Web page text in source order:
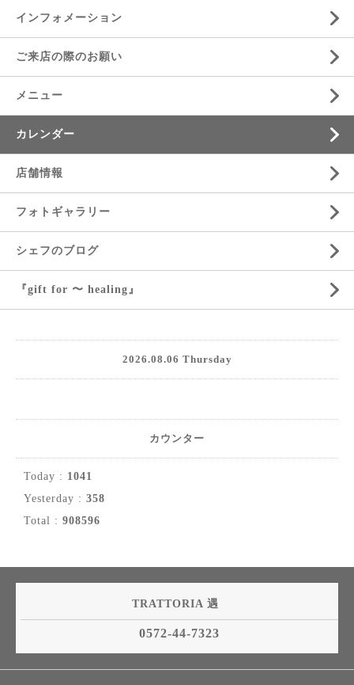
インフォメーション
ご来店の際のお願い
メニュー
カレンダー
店舗情報
フォトギャラリー
シェフのブログ
『gift for 〜 healing』
2026.08.06 Thursday
カウンター
Today : 1041
Yesterday : 358
Total : 908596
TRATTORIA 遇
0572-44-7323